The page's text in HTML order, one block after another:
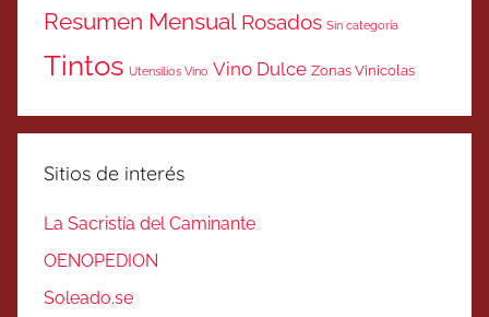
Resumen Mensual Rosados Sin categoría
Tintos Utensilios Vino Vino Dulce Zonas Vinicolas
Sitios de interés
La Sacristía del Caminante
OENOPEDION
Soleado.se